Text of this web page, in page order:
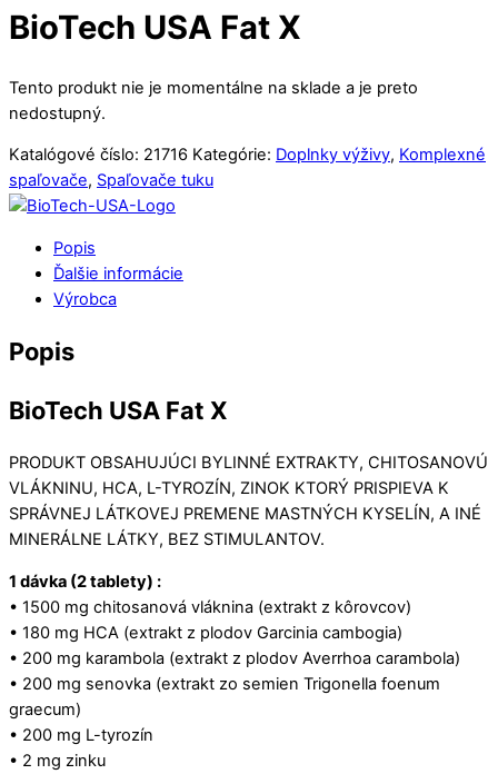
BioTech USA Fat X
Tento produkt nie je momentálne na sklade a je preto
nedostupný.
Katalógové číslo: 21716 Kategórie: Doplnky výživy, Komplexné
spaľovače, Spaľovače tuku
Popis
Ďalšie informácie
Výrobca
Popis
BioTech USA Fat X
PRODUKT OBSAHUJÚCI BYLINNÉ EXTRAKTY, CHITOSANOVÚ
VLÁKNINU, HCA, L-TYROZÍN, ZINOK KTORÝ PRISPIEVA K
SPRÁVNEJ LÁTKOVEJ PREMENE MASTNÝCH KYSELÍN, A INÉ
MINERÁLNE LÁTKY, BEZ STIMULANTOV.
1 dávka (2 tablety) :
• 1500 mg chitosanová vláknina (extrakt z kôrovcov)
• 180 mg HCA (extrakt z plodov Garcinia cambogia)
• 200 mg karambola (extrakt z plodov Averrhoa carambola)
• 200 mg senovka (extrakt zo semien Trigonella foenum
graecum)
• 200 mg L-tyrozín
• 2 mg zinku